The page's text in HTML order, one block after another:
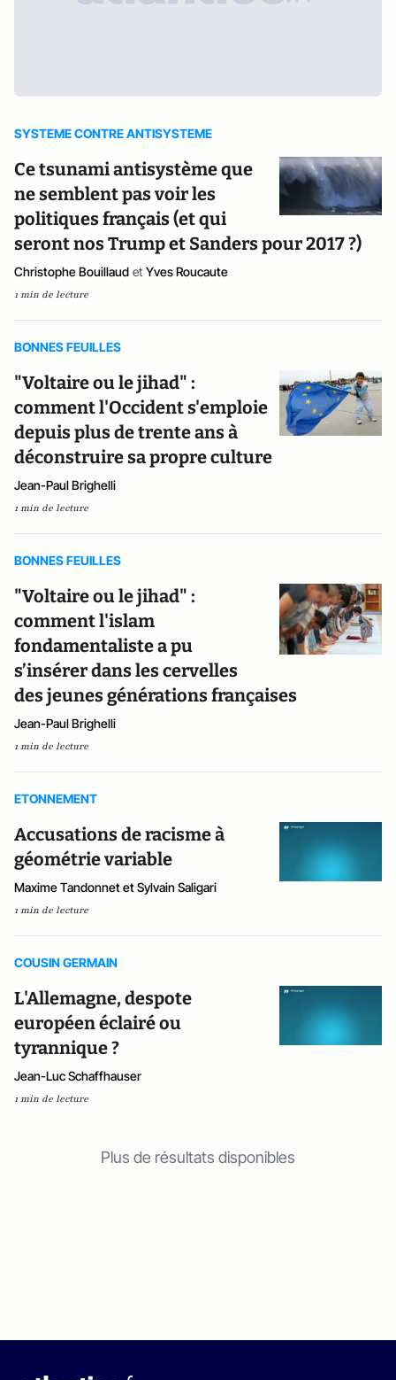
SYSTEME CONTRE ANTISYSTEME
Ce tsunami antisystème que
ne semblent pas voir les
politiques français (et qui
seront nos Trump et Sanders pour 2017 ?)
Christophe Bouillaud et Yves Roucaute
1 min de lecture
BONNES FEUILLES
"Voltaire ou le jihad" :
comment l'Occident s'emploie
depuis plus de trente ans à
déconstruire sa propre culture
Jean-Paul Brighelli
1 min de lecture
BONNES FEUILLES
"Voltaire ou le jihad" :
comment l'islam
fondamentaliste a pu
s’insérer dans les cervelles
des jeunes générations françaises
Jean-Paul Brighelli
1 min de lecture
ETONNEMENT
Accusations de racisme à
géométrie variable
Maxime Tandonnet et Sylvain Saligari
1 min de lecture
COUSIN GERMAIN
L'Allemagne, despote
européen éclairé ou
tyrannique ?
Jean-Luc Schaffhauser
1 min de lecture
Plus de résultats disponibles